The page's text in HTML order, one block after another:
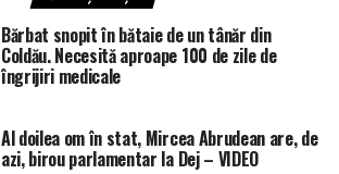
Bărbat snopit în bătaie de un tânăr din
Coldău. Necesită aproape 100 de zile de
îngrijiri medicale
Al doilea om în stat, Mircea Abrudean are, de
azi, birou parlamentar la Dej – VIDEO